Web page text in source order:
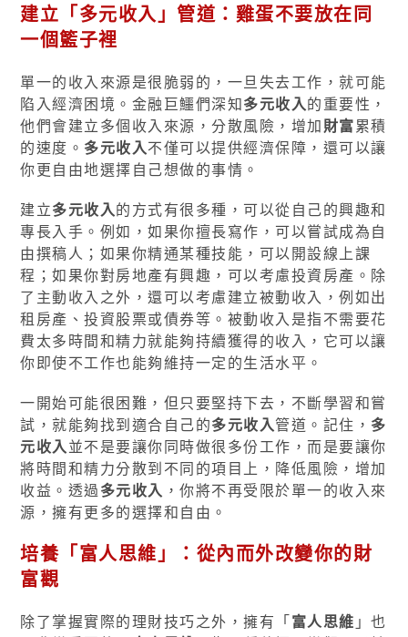
建立「多元收入」管道：雞蛋不要放在同
一個籃子裡
單一的收入來源是很脆弱的，一旦失去工作，就可能
陷入經濟困境。金融巨鱷們深知多元收入的重要性，
他們會建立多個收入來源，分散風險，增加財富累積
的速度。 多元收入不僅可以提供經濟保障，還可以讓
你更自由地選擇自己想做的事情。
建立多元收入的方式有很多種，可以從自己的興趣和
專長入手。例如，如果你擅長寫作，可以嘗試成為自
由撰稿人；如果你精通某種技能，可以開設線上課
程；如果你對房地產有興趣，可以考慮投資房產。除
了主動收入之外，還可以考慮建立被動收入，例如出
租房產、投資股票或債券等。被動收入是指不需要花
費太多時間和精力就能夠持續獲得的收入，它可以讓
你即使不工作也能夠維持一定的生活水平。
一開始可能很困難，但只要堅持下去，不斷學習和嘗
試，就能夠找到適合自己的多元收入管道。記住， 多
元收入並不是要讓你同時做很多份工作，而是要讓你
將時間和精力分散到不同的項目上，降低風險，增加
收益。透過多元收入 ，你將不再受限於單一的收入來
源，擁有更多的選擇和自由。
培養「富人思維」：從內而外改變你的財
富觀
除了掌握實際的理財技巧之外，擁有「富人思維 」也